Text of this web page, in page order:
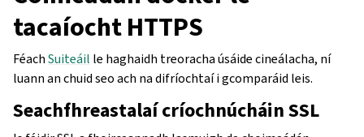
tacaíocht HTTPS
FéachSuiteáil le haghaidh treoracha úsáide cineálacha, ní
luann an chuid seo ach na difríochtaí i gcomparáid leis.
Seachfhreastalaí críochnúcháin SSL